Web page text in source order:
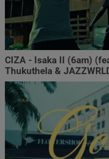
CIZA - Isaka II (6am)
Thukuthela &